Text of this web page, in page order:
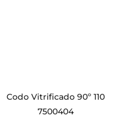
Codo Vitrificado 90º 110
7500404